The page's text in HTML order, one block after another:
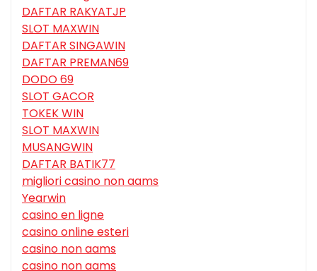
DAFTAR RAKYATJP
SLOT MAXWIN
DAFTAR SINGAWIN
DAFTAR PREMAN69
DODO 69
SLOT GACOR
TOKEK WIN
SLOT MAXWIN
MUSANGWIN
DAFTAR BATIK77
migliori casino non aams
Yearwin
casino en ligne
casino online esteri
casino non aams
casino non aams